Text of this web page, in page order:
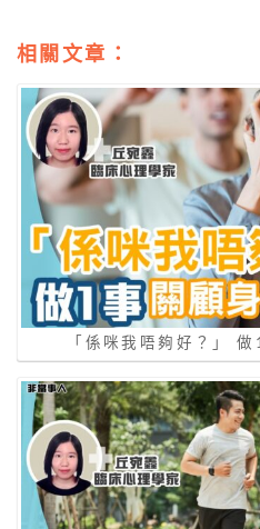
相關文章：
「係咪我唔夠好？」